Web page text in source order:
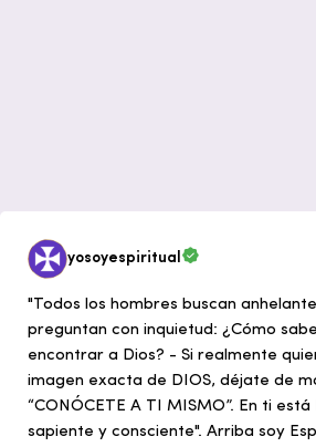
yosoyespiritual
"Todos los hombres buscan
preguntan con inquietud: ¿Cómo
encontrar a Dios? - Si realmente
imagen exacta de DIOS, déjate de
“CONÓCETE A TI MISMO”. En ti
sapiente y consciente". Arriba soy